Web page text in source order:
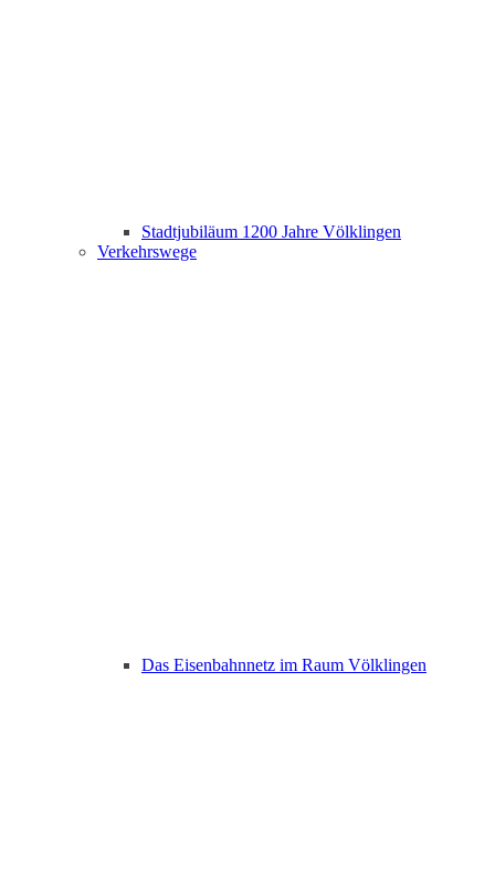
Stadtjubiläum 1200 Jahre Völklingen
Verkehrswege
Das Eisenbahnnetz im Raum Völklingen